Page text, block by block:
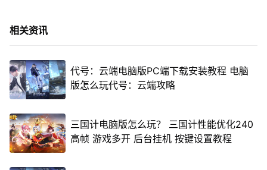
相关资讯
代号：云端电脑版PC端下载安装教程 电脑
版怎么玩代号：云端攻略
三国计电脑版怎么玩？ 三国计性能优化240
高帧 游戏多开 后台挂机 按键设置教程